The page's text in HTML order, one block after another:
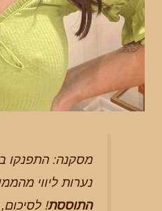
מסקנה: התפנקו
נערות ליווי
התוססת!